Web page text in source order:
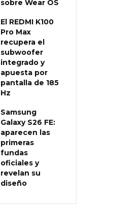
sobre Wear OS
El REDMI K100
Pro Max
recupera el
subwoofer
integrado y
apuesta por
pantalla de 185
Hz
Samsung
Galaxy S26 FE:
aparecen las
primeras
fundas
oficiales y
revelan su
diseño